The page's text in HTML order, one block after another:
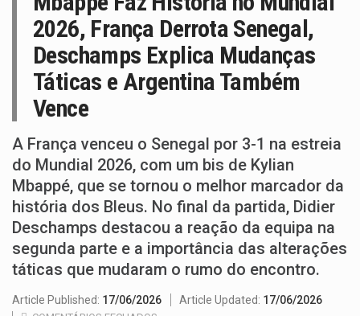
2026, França Derrota Senegal,
Deschamps Explica Mudanças
Táticas e Argentina Também
Vence
A França venceu o Senegal por 3-1 na estreia
do Mundial 2026, com um bis de Kylian
Mbappé, que se tornou o melhor marcador da
história dos Bleus. No final da partida, Didier
Deschamps destacou a reação da equipa na
segunda parte e a importância das alterações
táticas que mudaram o rumo do encontro.
Article Published: 17/06/2026 Article Updated: 17/06/2026